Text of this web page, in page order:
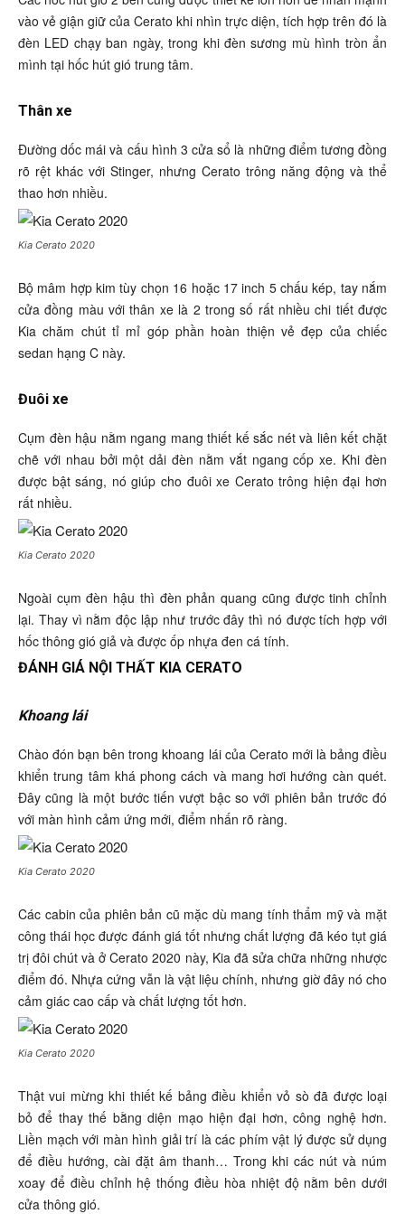
vào vẻ giận giữ của Cerato khi nhìn trực diện, tích hợp trên đó là
đèn LED chạy ban ngày, trong khi đèn sương mù hình tròn ẩn
mình tại hốc hút gió trung tâm.
Thân xe
Đường dốc mái và cấu hình 3 cửa sổ là những điểm tương đồng
rõ rệt khác với Stinger, nhưng Cerato trông năng động và thể
thao hơn nhiều.
Kia Cerato 2020
Bộ mâm hợp kim tùy chọn 16 hoặc 17 inch 5 chấu kép, tay nắm
cửa đồng màu với thân xe là 2 trong số rất nhiều chi tiết được
Kia chăm chút tỉ mỉ góp phần hoàn thiện vẻ đẹp của chiếc
sedan hạng C này.
Đuôi xe
Cụm đèn hậu nằm ngang mang thiết kế sắc nét và liên kết chặt
chẽ với nhau bởi một dải đèn nằm vắt ngang cốp xe. Khi đèn
được bật sáng, nó giúp cho đuôi xe Cerato trông hiện đại hơn
rất nhiều.
Kia Cerato 2020
Ngoài cụm đèn hậu thì đèn phản quang cũng được tinh chỉnh
lại. Thay vì nằm độc lập như trước đây thì nó được tích hợp với
hốc thông gió giả và được ốp nhựa đen cá tính.
ĐÁNH GIÁ NỘI THẤT KIA CERATO
Khoang lái
Chào đón bạn bên trong khoang lái của Cerato mới là bảng điều
khiển trung tâm khá phong cách và mang hơi hướng càn quét.
Đây cũng là một bước tiến vượt bậc so với phiên bản trước đó
với màn hình cảm ứng mới, điểm nhấn rõ ràng.
Kia Cerato 2020
Các cabin của phiên bản cũ mặc dù mang tính thẩm mỹ và mặt
công thái học được đánh giá tốt nhưng chất lượng đã kéo tụt giá
trị đôi chút và ở Cerato 2020 này, Kia đã sửa chữa những nhược
điểm đó. Nhựa cứng vẫn là vật liệu chính, nhưng giờ đây nó cho
cảm giác cao cấp và chất lượng tốt hơn.
Kia Cerato 2020
Thật vui mừng khi thiết kế bảng điều khiển vỏ sò đã được loại
bỏ để thay thế bằng diện mạo hiện đại hơn, công nghệ hơn.
Liền mạch với màn hình giải trí là các phím vật lý được sử dụng
để điều hướng, cài đặt âm thanh… Trong khi các nút và núm
xoay để điều chỉnh hệ thống điều hòa nhiệt độ nằm bên dưới
cửa thông gió.